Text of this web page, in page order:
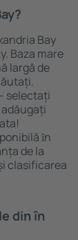
Bay
Baza mare
largă de
selectați
ȋn
de la
clasificarea
din în